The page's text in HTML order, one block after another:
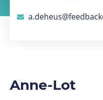
Anne-Lot